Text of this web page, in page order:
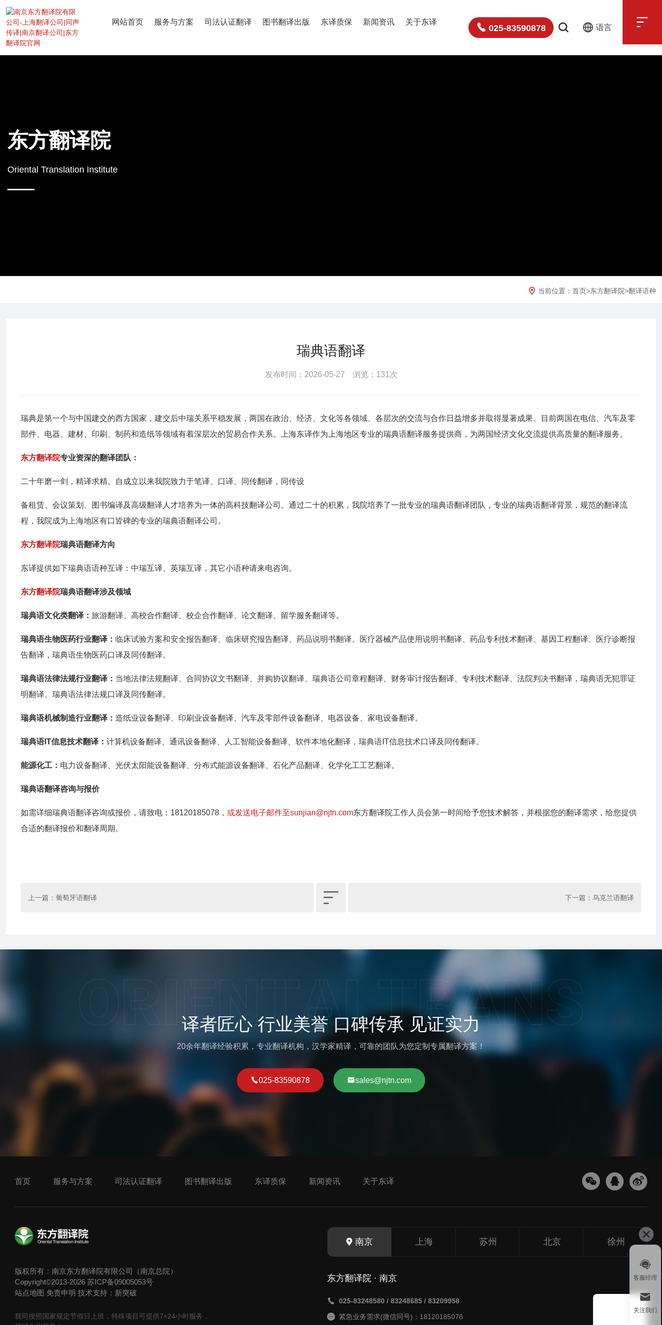
网站首页 服务与方案 司法认证翻译 图书翻译出版 东译质保 新闻资讯 关于东译
025-83590878 语言 
东方翻译院
Oriental Translation Institute
当前位置： 首页>东方翻译院>翻译语种
瑞典语翻译
发布时间：2026-05-27 浏览：131次
瑞典是第一个与中国建交的西方国家，建交后中瑞关系平稳发展，两国在政治、经济、文化等各领域、各层次的交流与合作日益增多并取得显著成果。目前两国在电信、汽车及零
部件、电器、建材、印刷、制药和造纸等领域有着深层次的贸易合作关系。上海东译作为上海地区专业的瑞典语翻译服务提供商，为两国经济文化交流提供高质量的翻译服务。
东方翻译院专业资深的翻译团队：
二十年磨一剑，精译求精。自成立以来我院致力于笔译、口译、同传翻译，同传设
备租赁、会议策划、图书编译及高级翻译人才培养为一体的高科技翻译公司。通过二十的积累，我院培养了一批专业的瑞典语翻译团队，专业的瑞典语翻译背景，规范的翻译流
程，我院成为上海地区有口皆碑的专业的瑞典语翻译公司。
东方翻译院瑞典语翻译方向
东译提供如下瑞典语语种互译：中瑞互译、英瑞互译，其它小语种请来电咨询。
东方翻译院瑞典语翻译涉及领域
瑞典语文化类翻译： 旅游翻译、高校合作翻译、校企合作翻译、论文翻译、留学服务翻译等。
瑞典语生物医药行业翻译： 临床试验方案和安全报告翻译、临床研究报告翻译、药品说明书翻译、医疗器械产品使用说明书翻译、药品专利技术翻译、基因工程翻译、医疗诊断报
告翻译，瑞典语生物医药口译及同传翻译。
瑞典语法律法规行业翻译： 当地法律法规翻译、合同协议文书翻译、并购协议翻译、瑞典语公司章程翻译、财务审计报告翻译、专利技术翻译、法院判决书翻译，瑞典语无犯罪证
明翻译、瑞典语法律法规口译及同传翻译。
瑞典语机械制造行业翻译： 造纸业设备翻译、印刷业设备翻译、汽车及零部件设备翻译、电器设备、家电设备翻译。
瑞典语IT信息技术翻译： 计算机设备翻译、通讯设备翻译、人工智能设备翻译、软件本地化翻译，瑞典语IT信息技术口译及同传翻译。
能源化工： 电力设备翻译、光伏太阳能设备翻译、分布式能源设备翻译、石化产品翻译、化学化工工艺翻译。
瑞典语翻译咨询与报价
如需详细瑞典语翻译咨询或报价，请致电：18120185078， 或发送电子邮件至sunjian@njtn.com东方翻译院工作人员会第一时间给予您技术解答，并根据您的翻译需求，给您提供
合适的翻译报价和翻译周期。
上一篇： 葡萄牙语翻译  下一篇： 乌克兰语翻译
译者匠心 行业美誉 口碑传承 见证实力
20余年翻译经验积累，专业翻译机构，汉学家精译，可靠的团队为您定制专属翻译方案！
025-83590878 sales@njtn.com
首页 服务与方案 司法认证翻译 图书翻译出版 东译质保 新闻资讯 关于东译
版权所有：南京东方翻译院有限公司（南京总院）
Copyright©2013-2026 苏ICP备09005053号
站点地图 免责申明 技术支持：新突破
我司按照国家规定节假日上班，特殊项目可提供7×24小时服务，
南京 上海 苏州 北京 徐州
东方翻译院 · 南京
025-83248580 / 83248685 / 83209958
紧急业务需求(微信同号)：18120185078
客服经理
1v1
关注我们